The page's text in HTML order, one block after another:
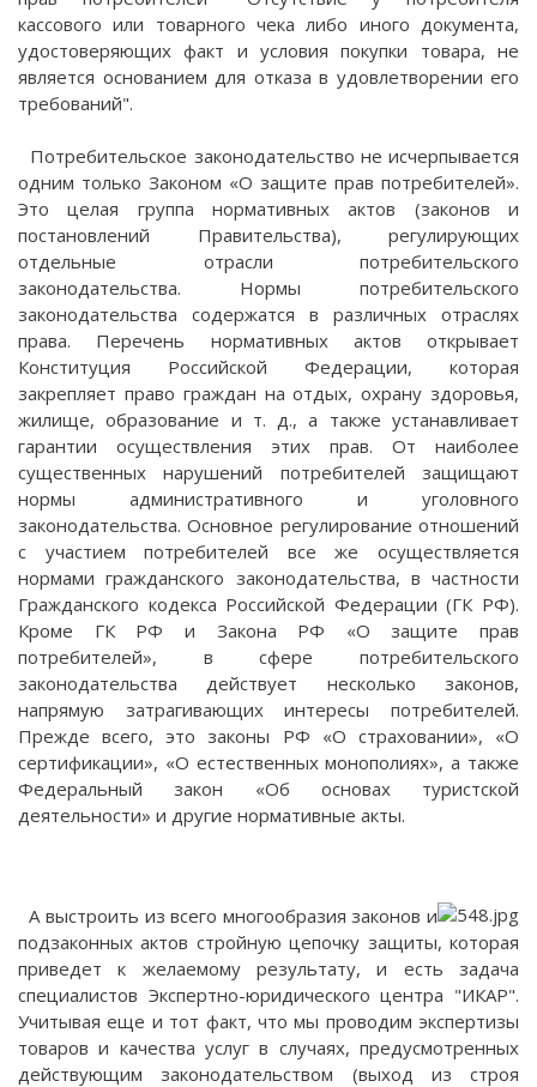
кассового или товарного чека либо иного документа,
удостоверяющих факт и условия покупки товара, не
является основанием для отказа в удовлетворении его
требований".
Потребительское законодательство не исчерпывается
одним только Законом «О защите прав потребителей».
Это целая группа нормативных актов (законов и
постановлений Правительства), регулирующих
отдельные отрасли потребительского
законодательства. Нормы потребительского
законодательства содержатся в различных отраслях
права. Перечень нормативных актов открывает
Конституция Российской Федерации, которая
закрепляет право граждан на отдых, охрану здоровья,
жилище, образование и т. д., а также устанавливает
гарантии осуществления этих прав. От наиболее
существенных нарушений потребителей защищают
нормы административного и уголовного
законодательства. Основное регулирование отношений
с участием потребителей все же осуществляется
нормами гражданского законодательства, в частности
Гражданского кодекса Российской Федерации (ГК РФ).
Кроме ГК РФ и Закона РФ «О защите прав
потребителей», в сфере потребительского
законодательства действует несколько законов,
напрямую затрагивающих интересы потребителей.
Прежде всего, это законы РФ «О страховании», «О
сертификации», «О естественных монополиях», а также
Федеральный закон «Об основах туристской
деятельности» и другие нормативные акты.
А выстроить из всего многообразия законов и
подзаконных актов стройную цепочку защиты, которая
приведет к желаемому результату, и есть задача
специалистов Экспертно-юридического центра "ИКАР".
Учитывая еще и тот факт, что мы проводим экспертизы
товаров и качества услуг в случаях, предусмотренных
действующим законодательством (выход из строя